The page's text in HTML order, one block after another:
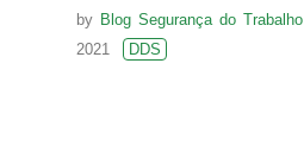
by Blog Segurança do Trabalho
2021
DDS